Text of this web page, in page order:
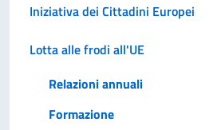
Iniziativa dei Cittadini Europei
Lotta alle frodi all'UE
Relazioni annuali
Formazione